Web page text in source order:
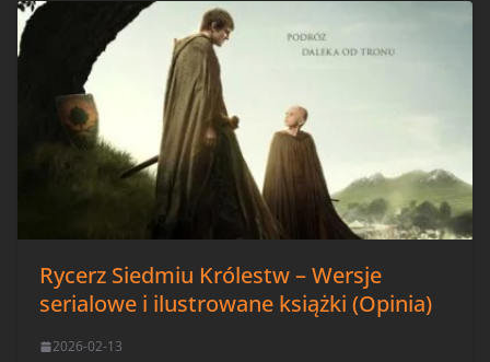
Rycerz Siedmiu Królestw – Wersje
serialowe i ilustrowane książki (Opinia)
2026-02-13